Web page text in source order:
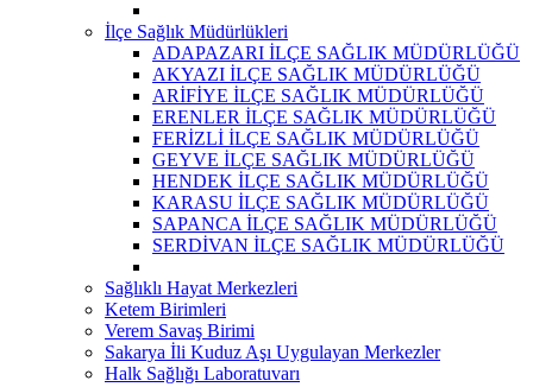
İlçe Sağlık Müdürlükleri
ADAPAZARI İLÇE SAĞLIK MÜDÜRLÜĞÜ
AKYAZI İLÇE SAĞLIK MÜDÜRLÜĞÜ
ARİFİYE İLÇE SAĞLIK MÜDÜRLÜĞÜ
ERENLER İLÇE SAĞLIK MÜDÜRLÜĞÜ
FERİZLİ İLÇE SAĞLIK MÜDÜRLÜĞÜ
GEYVE İLÇE SAĞLIK MÜDÜRLÜĞÜ
HENDEK İLÇE SAĞLIK MÜDÜRLÜĞÜ
KARASU İLÇE SAĞLIK MÜDÜRLÜĞÜ
SAPANCA İLÇE SAĞLIK MÜDÜRLÜĞÜ
SERDİVAN İLÇE SAĞLIK MÜDÜRLÜĞÜ
Sağlıklı Hayat Merkezleri
Ketem Birimleri
Verem Savaş Birimi
Sakarya İli Kuduz Aşı Uygulayan Merkezler
Halk Sağlığı Laboratuvarı